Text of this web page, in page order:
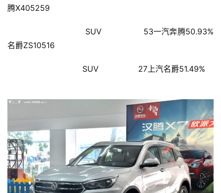
A
技
金
互
联
网
娱
腾X405259
名爵ZS10516
                        SUV                27上汽名爵51.49%